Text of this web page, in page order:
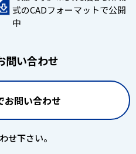
式のCADフォーマットで公開
中
問い合わせ
お問い合わせ
せ下さい。